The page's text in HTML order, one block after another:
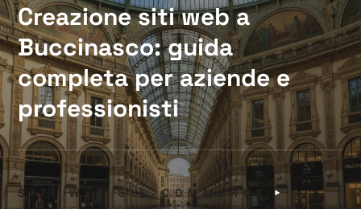
Creazione siti web a
Buccinasco: guida
completa per aziende e
professionisti
SITI WEB & E-COMMERCE